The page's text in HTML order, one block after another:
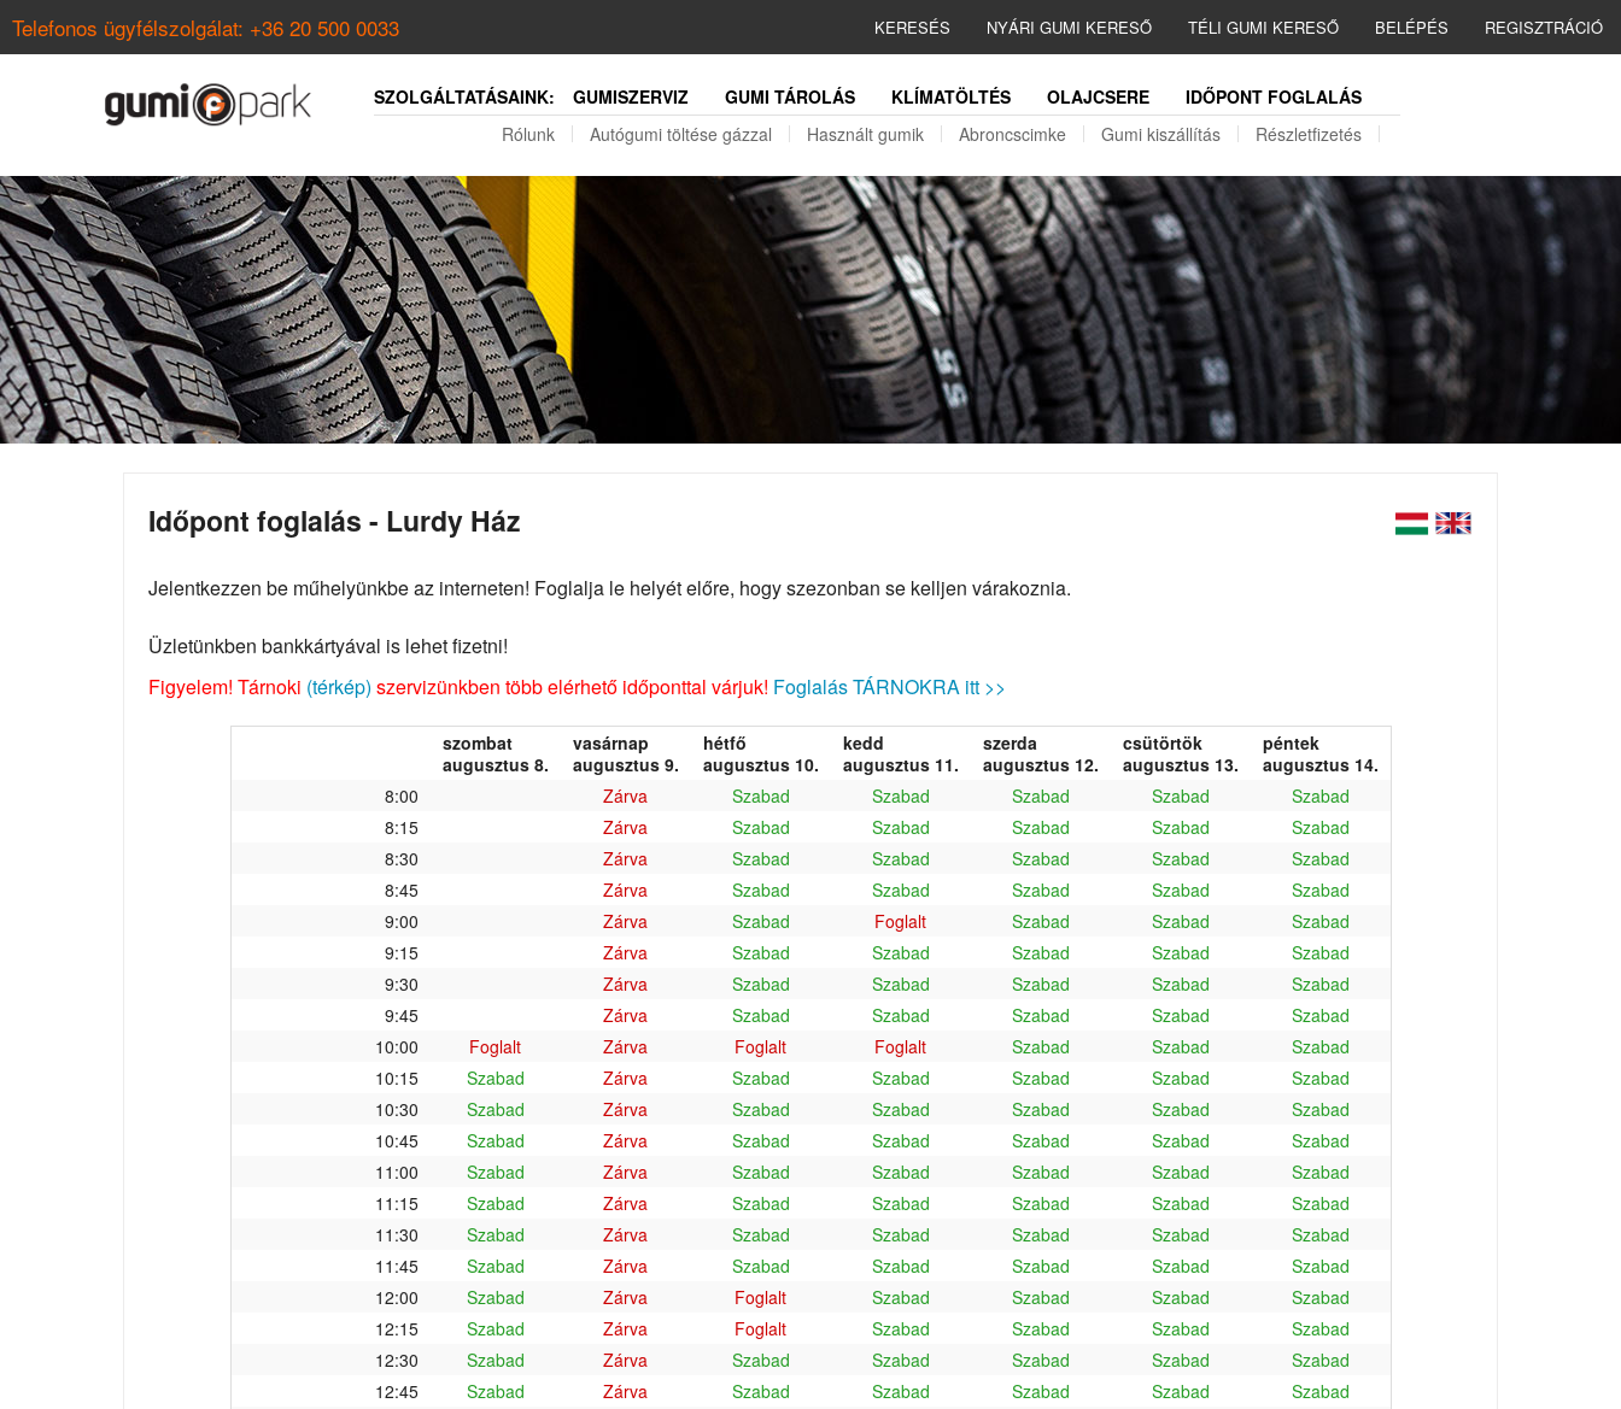
Telefonos ügyfélszolgálat: +36 20 500 0033 KERESÉS NYÁRI GUMI KERESŐ TÉLI GUMI KERESŐ BELÉPÉS REGISZTRÁCIÓ
SZOLGÁLTATÁSAINK: GUMISZERVIZ GUMI TÁROLÁS KLÍMATÖLTÉS OLAJCSERE
IDŐPONT FOGLALÁS
Rólunk
Autógumi töltése gázzal Használt gumik Abroncscimke Gumi kiszállítás Részletfizetés
Időpont foglalás - Lurdy Ház
Jelentkezzen be műhelyünkbe az interneten! Foglalja le helyét előre, hogy szezonban se kelljen várakoznia.
Üzletünkben bankkártyával is lehet fizetni!
Figyelem! Tárnoki (térkép) szervizünkben több elérhető időponttal várjuk! Foglalás TÁRNOKRA itt >>
szombat
augusztus 8.
vasárnap
augusztus 9.
hétfő
augusztus 10.
kedd
augusztus 11.
szerda
augusztus 12.
csütörtök
augusztus 13.
péntek
augusztus 14.
8:00
Zárva Szabad Szabad Szabad Szabad
Szabad
8:15
Zárva Szabad Szabad Szabad Szabad
Szabad
8:30
Zárva Szabad Szabad Szabad Szabad
Szabad
8:45
Zárva Szabad Szabad Szabad Szabad
Szabad
9:00
Zárva Szabad Foglalt Szabad Szabad
Szabad
9:15
Zárva Szabad Szabad Szabad Szabad
Szabad
9:30
Zárva Szabad Szabad Szabad Szabad
Szabad
9:45
Zárva Szabad Szabad Szabad Szabad
Szabad
10:00
Foglalt Zárva Foglalt Foglalt Szabad Szabad
Szabad
10:15
Szabad Zárva Szabad Szabad Szabad Szabad
Szabad
10:30
Szabad Zárva Szabad Szabad Szabad Szabad
Szabad
10:45
Szabad Zárva Szabad Szabad Szabad Szabad
Szabad
11:00
Szabad Zárva Szabad Szabad Szabad Szabad
Szabad
11:15
Szabad Zárva Szabad Szabad Szabad Szabad
Szabad
11:30
Szabad Zárva Szabad Szabad Szabad Szabad
Szabad
11:45
Szabad Zárva Szabad Szabad Szabad Szabad
Szabad
12:00
Szabad Zárva Foglalt Szabad Szabad Szabad
Szabad
12:15
Szabad Zárva Foglalt Szabad Szabad Szabad
Szabad
12:30
Szabad Zárva Szabad Szabad Szabad Szabad
Szabad
12:45
Szabad Zárva Szabad Szabad Szabad Szabad
Szabad